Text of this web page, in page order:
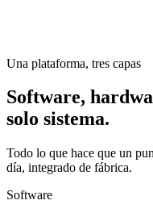
Una plataforma, tres capas
Software,
solo sistema.
Todo lo que hace que un
día, integrado de fábrica.
Software